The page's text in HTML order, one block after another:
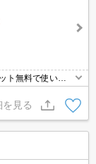
ト無料で使い放
修繕費22,000
を見る